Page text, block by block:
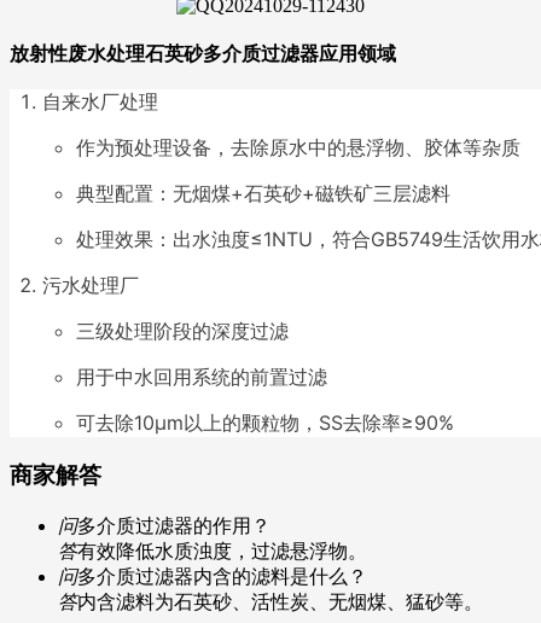
放射性废水处理石英砂多介质过滤器应用领域
自来水厂处理
作为预处理设备，去除原水中的悬浮物、胶体等杂质
典型配置：无烟煤+石英砂+磁铁矿三层滤料
处理效果：出水浊度≤1NTU，符合GB5749生活饮用
污水处理厂
三级处理阶段的深度过滤
用于中水回用系统的前置过滤
可去除10μm以上的颗粒物，SS去除率≥90%
商家解答
问多介质过滤器的作用？
答有效降低水质浊度，过滤悬浮物。
问多介质过滤器内含的滤料是什么？
答内含滤料为石英砂、活性炭、无烟煤、猛砂等。